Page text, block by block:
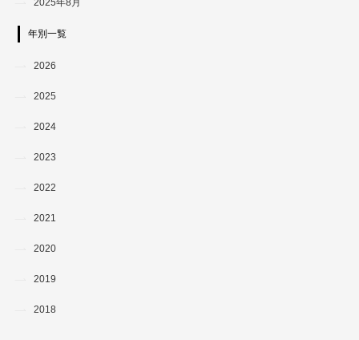
2025年8月
年別一覧
2026
2025
2024
2023
2022
2021
2020
2019
2018